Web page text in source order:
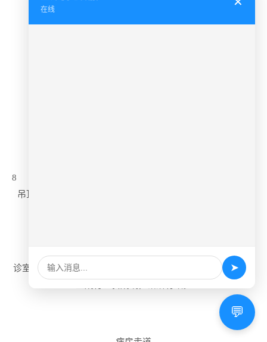
8
吊顶灯具、喷头、风口、烟感排布精细美观，横成排、竖成
诊室候诊区灯具、喷头、风口、烟感排布精细美观，横成排、
💬
在线
➤